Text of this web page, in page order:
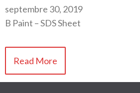
septembre 30, 2019
B Paint – SDS Sheet
Read More